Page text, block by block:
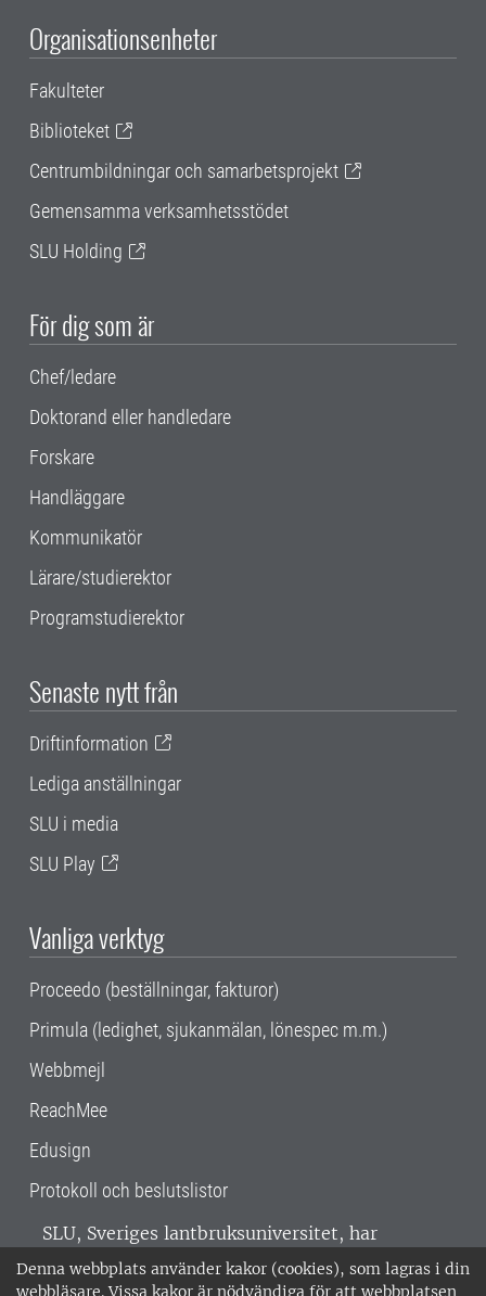
Denna webbplats använder kakor (cookies), som lagras i din
webbläsare. Vissa kakor är nödvändiga för att webbplatsen
Organisationsenheter
Fakulteter
Biblioteket
Centrumbildningar och samarbetsprojekt
Gemensamma verksamhetsstödet
SLU Holding
För dig som är
Chef/ledare
Doktorand eller handledare
Forskare
Handläggare
Kommunikatör
Lärare/studierektor
Programstudierektor
Senaste nytt från
Driftinformation
Lediga anställningar
SLU i media
SLU Play
Vanliga verktyg
Proceedo (beställningar, fakturor)
Primula (ledighet, sjukanmälan, lönespec m.m.)
Webbmejl
ReachMee
Edusign
Protokoll och beslutslistor
SLU, Sveriges lantbruksuniversitet, har
verksamhet över hela Sverige. Huvudorter är
Alnarp, Uppsala och Umeå.SLU är